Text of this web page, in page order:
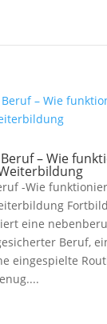
– Wie
-Wie
eine
Beruf,
eingespielte